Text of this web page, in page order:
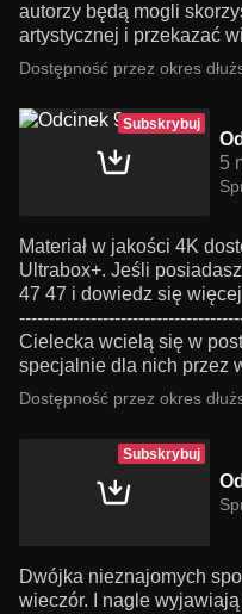
autorzy będą mogli
artystycznej i przekazać
Dostępność przez okres
Subskrybuj
5
Materiał w jakości 4K
Ultrabox+. Jeśli
47 47 i dowiedz się
Cielecka wcielą się w
specjalnie dla nich przez
Dostępność przez okres
Subskrybuj
Dwójka nieznajomych
wieczór. I nagle